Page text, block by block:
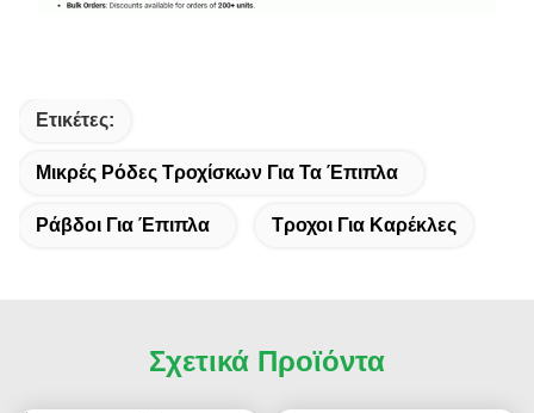
Ετικέτες:
Μικρές Ρόδες Τροχίσκων Για Τα Έπιπλα
Ράβδοι Για Έπιπλα Τροχοι Για Καρέκλες
Σχετικά Προϊόντα